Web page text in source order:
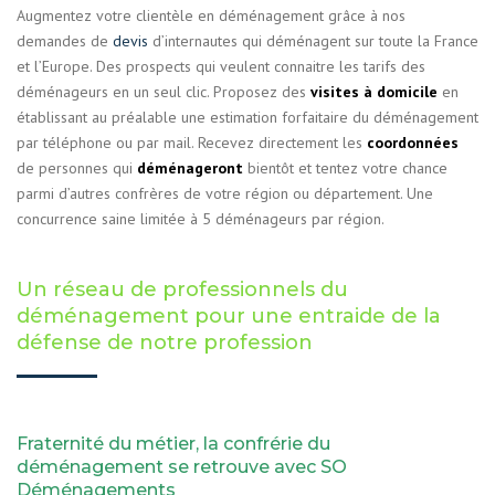
Augmentez votre clientèle en déménagement grâce à nos
demandes de devis d’internautes qui déménagent sur toute la France
et l’Europe. Des prospects qui veulent connaitre les tarifs des
déménageurs en un seul clic. Proposez des visites à domicile en
établissant au préalable une estimation forfaitaire du déménagement
par téléphone ou par mail. Recevez directement les coordonnées
de personnes qui déménageront bientôt et tentez votre chance
parmi d’autres confrères de votre région ou département. Une
concurrence saine limitée à 5 déménageurs par région.
Un réseau de professionnels du
déménagement pour une entraide de la
défense de notre profession
Fraternité du métier, la confrérie du
déménagement se retrouve avec SO
Déménagements